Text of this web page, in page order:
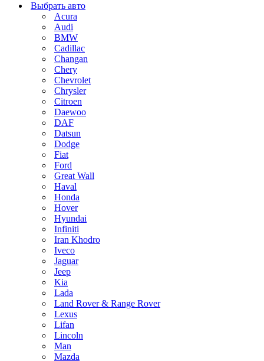
Выбрать авто
Acura
Audi
BMW
Cadillac
Changan
Chery
Chevrolet
Chrysler
Citroen
Daewoo
DAF
Datsun
Dodge
Fiat
Ford
Great Wall
Haval
Honda
Hover
Hyundai
Infiniti
Iran Khodro
Iveco
Jaguar
Jeep
Kia
Lada
Land Rover & Range Rover
Lexus
Lifan
Lincoln
Man
Mazda